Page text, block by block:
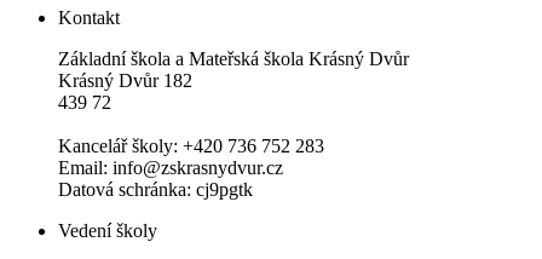
Kontakt
Základní škola a Mateřská škola Krásný Dvůr
Krásný Dvůr 182
439 72
Kancelář školy: +420 736 752 283
Email: info@zskrasnydvur.cz
Datová schránka: cj9pgtk
Vedení školy